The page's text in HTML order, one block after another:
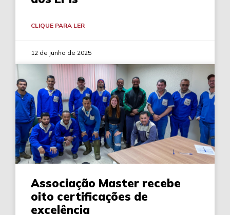
CLIQUE PARA LER
12 de junho de 2025
Associação Master recebe
oito certificações de
excelência